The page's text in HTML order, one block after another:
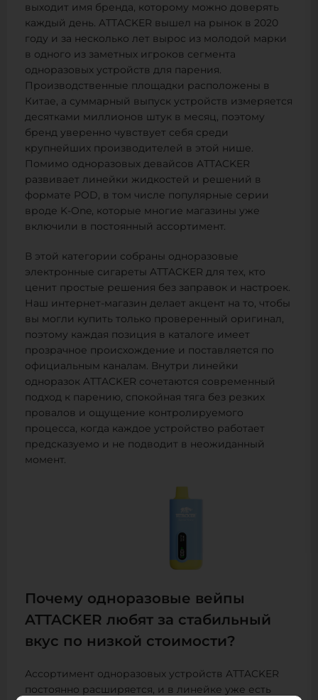
выходит имя бренда, которому можно доверять
каждый день. ATTACKER вышел на рынок в 2020
году и за несколько лет вырос из молодой марки
в одного из заметных игроков сегмента
одноразовых устройств для парения.
Производственные площадки расположены в
Китае, а суммарный выпуск устройств измеряется
десятками миллионов штук в месяц, поэтому
бренд уверенно чувствует себя среди
крупнейших производителей в этой нише.
Помимо одноразовых девайсов ATTACKER
развивает линейки жидкостей и решений в
формате POD, в том числе популярные серии
вроде K-One, которые многие магазины уже
включили в постоянный ассортимент.
В этой категории собраны одноразовые
электронные сигареты ATTACKER для тех, кто
ценит простые решения без заправок и настроек.
Наш интернет-магазин делает акцент на то, чтобы
вы могли купить только проверенный оригинал,
поэтому каждая позиция в каталоге имеет
прозрачное происхождение и поставляется по
официальным каналам. Внутри линейки
одноразок ATTACKER сочетаются современный
подход к парению, спокойная тяга без резких
провалов и ощущение контролируемого
процесса, когда каждое устройство работает
предсказуемо и не подводит в неожиданный
момент.
Почему одноразовые вейпы
ATTACKER любят за стабильный
вкус по низкой стоимости?
Ассортимент одноразовых устройств ATTACKER
постоянно расширяется, и в линейке уже есть